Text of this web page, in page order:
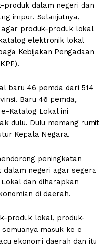
produk dalam negeri dan
impor. Selanjutnya,
produk-produk lokal
elektronik lokal
Kebijakan Pengadaan
baru 46 pemda dari 514
Baru 46 pemda,
Katalog Lokal ini
dulu. Dulu memang rumit
Kepala Negara.
peningkatan
negeri agar segera
dan diharapkan
di daerah.
produk lokal, produk-
masuk ke e-
ekonomi daerah dan itu